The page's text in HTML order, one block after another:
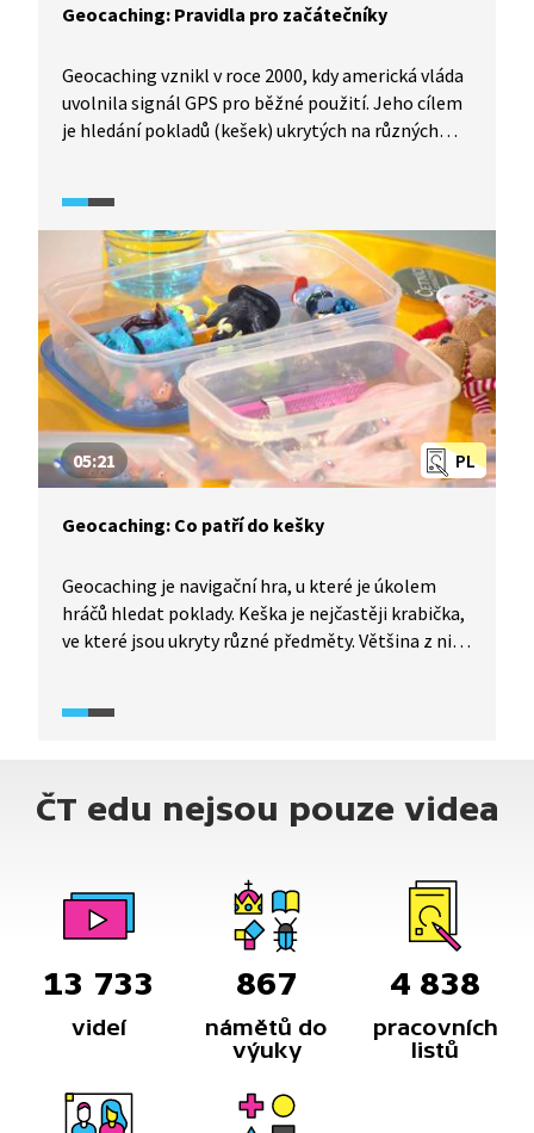
Geocaching: Pravidla pro začátečníky
Geocaching vznikl v roce 2000, kdy americká vláda
uvolnila signál GPS pro běžné použití. Jeho cílem
je hledání pokladů (kešek) ukrytých na různých
obsahují logbook (malý sešitek), kam se nálezci
zapisují. Pokud keš najdete, můžete si z ní něco
vzít, současně byste do ní ale měli dát předmět
stejné nebo vyšší hodnoty. Kromě vyměnitelných
předmětů keš může obsahovat putovní
(trackovací) předměty. Pro hledání pokladů
budete potřebovat GPSku nebo chytrý mobilní
telefon. Souřadnice keše najdete na oficiálním
webu hry geocaching.com.
PL
05:21
Geocaching: Co patří do kešky
Geocaching je navigační hra, u které je úkolem
hráčů hledat poklady. Keška je nejčastěji krabička,
ve které jsou ukryty různé předměty. Většina z nich
předmět stejné nebo vyšší hodnoty. Dále jsou zde
trackovací číslo, podle kterého se na oficiálních
stránkách geocaching.com zaregistruje, dá se mu
ke schránce. Naopak některé věci do kešky nepatří,
např. hořlavé předměty nebo potraviny.
ČT edu nejsou pouze videa
13 733
videí
867
námětů do
výuky
4 838
pracovních
listů